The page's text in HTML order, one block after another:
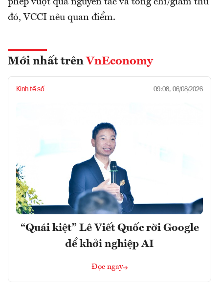
đó, VCCI nêu quan điểm.
Mới nhất trên VnEconomy
Kinh tế số 09:08, 06/08/2026
“Quái kiệt” Lê Viết Quốc rời Google
để khởi nghiệp AI
Đọc ngay